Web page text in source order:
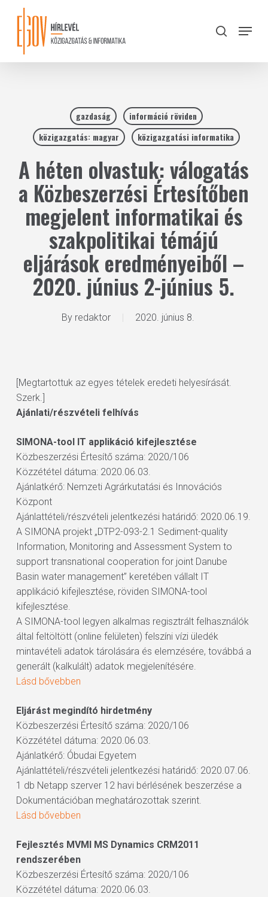
content
search
Menu
gazdaság
információ röviden
közigazgatás: magyar
közigazgatási informatika
A héten olvastuk: válogatás
a Közbeszerzési Értesítőben
megjelent informatikai és
szakpolitikai témájú
eljárások eredményeiből –
2020. június 2-június 5.
By redaktor 2020. június 8.
[Megtartottuk az egyes tételek eredeti helyesírását.
Szerk.]
Ajánlati/részvételi felhívás
SIMONA-tool IT applikáció kifejlesztése
Közbeszerzési Értesítő száma: 2020/106
Közzététel dátuma: 2020.06.03.
Ajánlatkérő: Nemzeti Agrárkutatási és Innovációs
Központ
Ajánlattételi/részvételi jelentkezési határidő: 2020.06.19.
A SIMONA projekt „DTP2-093-2.1 Sediment-quality
Information, Monitoring and Assessment System to
support transnational cooperation for joint Danube
Basin water management” keretében vállalt IT
applikáció kifejlesztése, röviden SIMONA-tool
kifejlesztése.
A SIMONA-tool legyen alkalmas regisztrált felhasználók
által feltöltött (online felületen) felszíni vízi üledék
mintavételi adatok tárolására és elemzésére, továbbá a
generált (kalkulált) adatok megjelenítésére.
Lásd bővebben
Eljárást megindító hirdetmény
Közbeszerzési Értesítő száma: 2020/106
Közzététel dátuma: 2020.06.03.
Ajánlatkérő: Óbudai Egyetem
Ajánlattételi/részvételi jelentkezési határidő: 2020.07.06.
1 db Netapp szerver 12 havi bérlésének beszerzése a
Dokumentációban meghatározottak szerint.
Lásd bővebben
Fejlesztés MVMI MS Dynamics CRM2011
rendszerében
Közbeszerzési Értesítő száma: 2020/106
Közzététel dátuma: 2020.06.03.
Close